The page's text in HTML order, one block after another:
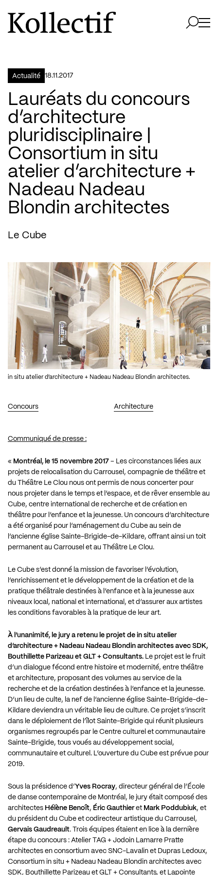
Aller à la page d'accueil
Logo Kollectif
Actualité 18.11.2017
Lauréats du concours
d’architecture
pluridisciplinaire |
Consortium in situ
atelier d’architecture +
Nadeau Nadeau
Blondin architectes
Le Cube
Concours Architecture
in situ atelier d’architecture + Nadeau Nadeau Blondin architectes.
Communiqué de presse :
« Montréal, le 15 novembre 2017 – Les circonstances liées aux
projets de relocalisation du Carrousel, compagnie de théâtre et
du Théâtre Le Clou nous ont permis de nous concerter pour
nous projeter dans le temps et l’espace, et de rêver ensemble au
Cube, centre international de recherche et de création en
théâtre pour l’enfance et la jeunesse. Un concours d’architecture
a été organisé pour l’aménagement du Cube au sein de
l’ancienne église Sainte-Brigide-de-Kildare, offrant ainsi un toit
permanent au Carrousel et au Théâtre Le Clou.
Le Cube s’est donné la mission de favoriser l’évolution,
l’enrichissement et le développement de la création et de la
pratique théâtrale destinées à l’enfance et à la jeunesse aux
niveaux local, national et international, et d’assurer aux artistes
les conditions favorables à la pratique de leur art.
À l’unanimité, le jury a retenu le projet de in situ atelier
d’architecture + Nadeau Nadeau Blondin architectes avec SDK,
Bouthillette Parizeau et GLT + Consultants. Le projet est le fruit
d’un dialogue fécond entre histoire et modernité, entre théâtre
et architecture, proposant des volumes au service de la
recherche et de la création destinées à l’enfance et la jeunesse.
D’un lieu de culte, la nef de l’ancienne église Sainte-Brigide-de-
Kildare deviendra un véritable lieu de culture. Ce projet s’inscrit
dans le déploiement de l’îlot Sainte-Brigide qui réunit plusieurs
organismes regroupés par le Centre culturel et communautaire
Sainte-Brigide, tous voués au développement social,
communautaire et culturel. L’ouverture du Cube est prévue pour
2019.
Sous la présidence d’Yves Rocray, directeur général de l’École
de danse contemporaine de Montréal, le jury était composé des
architectes Hélène Benoît, Éric Gauthieret Mark Poddubiuk, et
du président du Cube et codirecteur artistique du Carrousel,
Gervais Gaudreault. Trois équipes étaient en lice à la dernière
étape du concours : Atelier TAG + Jodoin Lamarre Pratte
architectes en consortium avec SNC-Lavalin et Dupras Ledoux,
Consortium in situ + Nadeau Nadeau Blondin architectes avec
SDK, Bouthillette Parizeau et GLT + Consultants, et Lapointe